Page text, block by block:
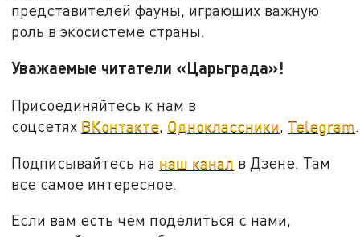
представителей фауны, играющих важную
роль в экосистеме страны.
Уважаемые читатели «Царьграда»!
Присоединяйтесь к нам в
соцсетях ВКонтакте, Одноклассники, Telegram.
Подписывайтесь на наш канал в Дзене. Там
все самое интересное.
Если вам есть чем поделиться с нами,